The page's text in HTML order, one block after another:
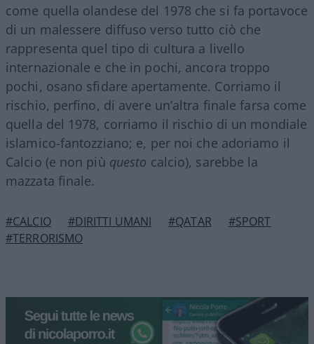
come quella olandese del 1978 che si fa portavoce
di un malessere diffuso verso tutto ciò che
rappresenta quel tipo di cultura a livello
internazionale e che in pochi, ancora troppo
pochi, osano sfidare apertamente. Corriamo il
rischio, perfino, di avere un’altra finale farsa come
quella del 1978, corriamo il rischio di un mondiale
islamico-fantozziano; e, per noi che adoriamo il
Calcio (e non più questo calcio), sarebbe la
mazzata finale.
#CALCIO #DIRITTI UMANI #QATAR
#SPORT
#TERRORISMO